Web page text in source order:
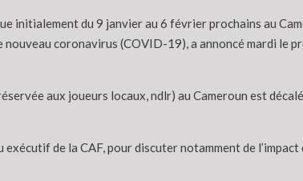
initialement du 9 janvier au 6 février prochains au
coronavirus (COVID-19), a annoncé mardi le
aux joueurs locaux, ndlr) au Cameroun est
de la CAF, pour discuter notamment de